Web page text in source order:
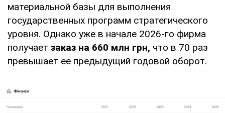
материальной базы для выполнения
государственных программ стратегического
уровня. Однако уже в начале 2026-го фирма
получает заказ на 660 млн грн, что в 70 раз
превышает ее предыдущий годовой оборот.